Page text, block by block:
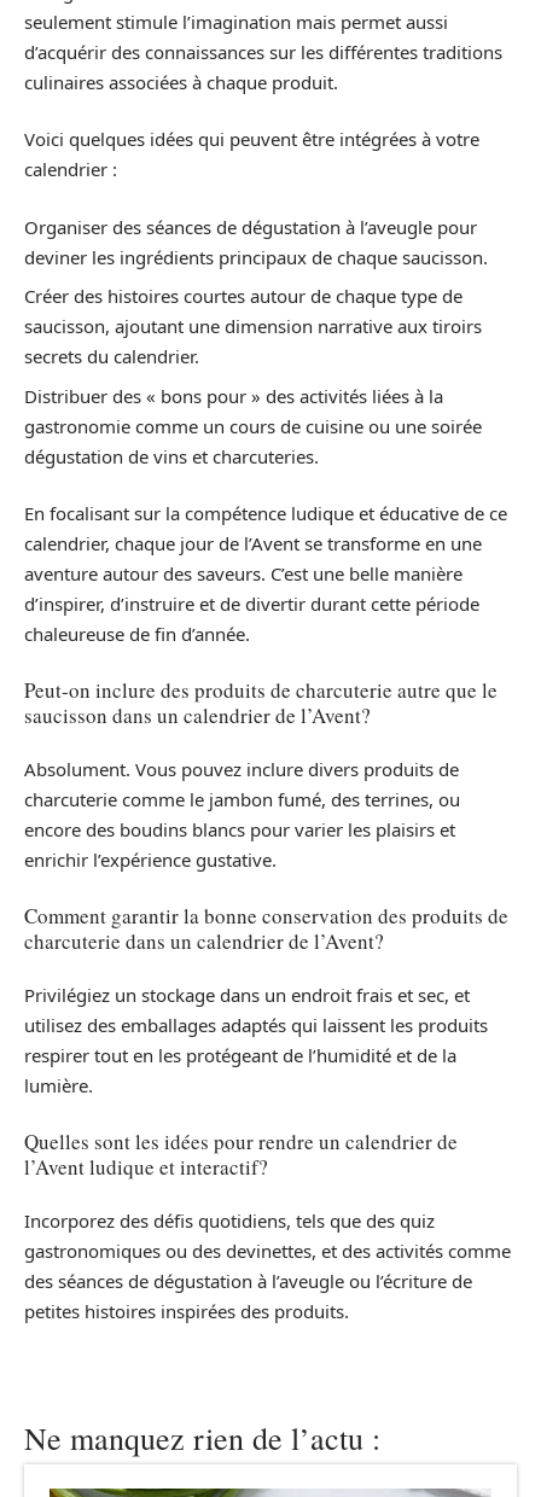
seulement stimule l’imagination mais permet aussi
d’acquérir des connaissances sur les différentes traditions
culinaires associées à chaque produit.
Voici quelques idées qui peuvent être intégrées à votre
calendrier :
Organiser des séances de dégustation à l’aveugle pour
deviner les ingrédients principaux de chaque saucisson.
Créer des histoires courtes autour de chaque type de
saucisson, ajoutant une dimension narrative aux tiroirs
secrets du calendrier.
Distribuer des « bons pour » des activités liées à la
gastronomie comme un cours de cuisine ou une soirée
dégustation de vins et charcuteries.
En focalisant sur la compétence ludique et éducative de ce
calendrier, chaque jour de l’Avent se transforme en une
aventure autour des saveurs. C’est une belle manière
d’inspirer, d’instruire et de divertir durant cette période
chaleureuse de fin d’année.
Peut-on inclure des produits de charcuterie autre que le
saucisson dans un calendrier de l’Avent?
Absolument. Vous pouvez inclure divers produits de
charcuterie comme le jambon fumé, des terrines, ou
encore des boudins blancs pour varier les plaisirs et
enrichir l’expérience gustative.
Comment garantir la bonne conservation des produits de
charcuterie dans un calendrier de l’Avent?
Privilégiez un stockage dans un endroit frais et sec, et
utilisez des emballages adaptés qui laissent les produits
respirer tout en les protégeant de l’humidité et de la
lumière.
Quelles sont les idées pour rendre un calendrier de
l’Avent ludique et interactif?
Incorporez des défis quotidiens, tels que des quiz
gastronomiques ou des devinettes, et des activités comme
des séances de dégustation à l’aveugle ou l’écriture de
petites histoires inspirées des produits.
Ne manquez rien de l’actu :